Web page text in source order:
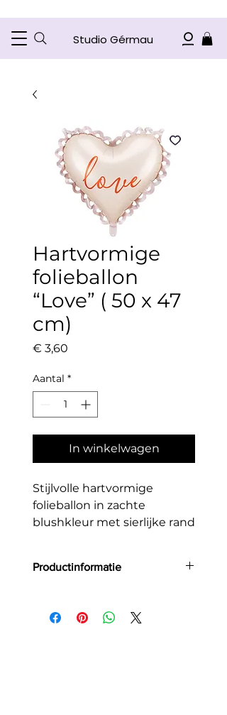
Studio Gérmau
Hartvormige
folieballon
“Love” ( 50 x 47
cm)
€ 3,60
Aantal *
In winkelwagen
Stijlvolle hartvormige
folieballon in zachte
blushkleur met sierlijke rand
bruiloften en romantische
Productinformatie
Materiaal: Hoogwaardige folie
Geschikt voor helium & lucht